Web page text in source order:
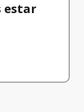
estar